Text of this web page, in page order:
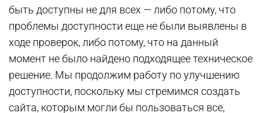
быть доступны не для всех — либо потому, что
проблемы доступности еще не были выявлены в
ходе проверок, либо потому, что на данный
момент не было найдено подходящее техническое
решение. Мы продолжим работу по улучшению
доступности, поскольку мы стремимся создать
сайта, которым могли бы пользоваться все,